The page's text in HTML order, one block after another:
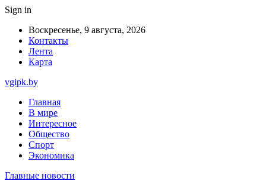
Sign in
Воскресенье, 9 августа, 2026
Контакты
Лента
Карта
vgipk.by
Главная
В мире
Интересное
Общество
Спорт
Экономика
Главные новости